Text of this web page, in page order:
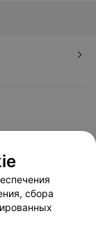
сбора